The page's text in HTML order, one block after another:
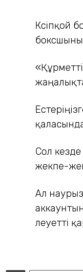
Кәсіпқой
Сол
жекпе-
Ал
әлеуетті